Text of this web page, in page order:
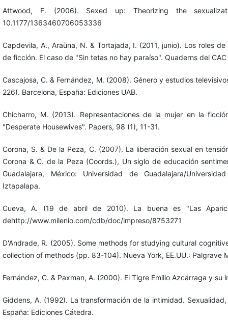
Attwood, F. (2006). Sexed up: Theorizing the
10.1177/1363460706053336
Capdevila, A., Araüna, N. & Tortajada, I. (2011, junio). Los roles
de ficción. El caso de "Sin tetas no hay paraíso". Quaderns del
Cascajosa, C. & Fernández, M. (2008). Género y estudios
226). Barcelona, España: Ediciones UAB.
Chicharro, M. (2013). Representaciones de la mujer en la
"Desperate Housewives". Papers, 98 (1), 11-31.
Corona, S. & De la Peza, C. (2007). La liberación sexual en
Corona & C. de la Peza (Coords.), Un siglo de educación
Guadalajara, México: Universidad de Guadalajara/
Iztapalapa.
Cueva, A. (19 de abril de 2010). La buena es "Las
dehttp://www.milenio.com/cdb/doc/impreso/8753271
D'Andrade, R. (2005). Some methods for studying cultural
collection of methods (pp. 83-104). Nueva York, EE.UU.: Palgrave
Fernández, C. & Paxman, A. (2000). El Tigre Emilio Azcárraga y su
Giddens, A. (1992). La transformación de la intimidad.
España: Ediciones Cátedra.